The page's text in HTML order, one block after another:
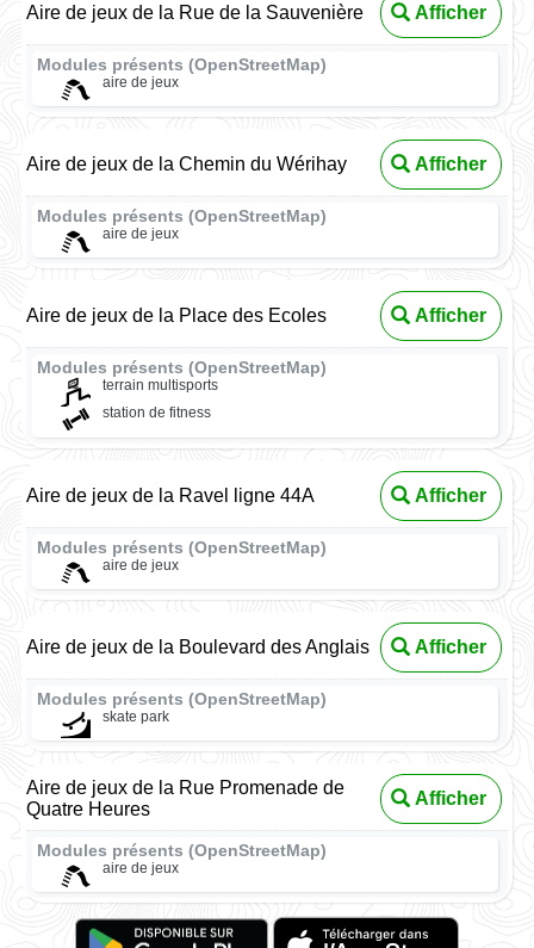
Aire de jeux de la Rue de la Sauvenière Afficher
Modules présents (OpenStreetMap)
aire de jeux
Aire de jeux de la Chemin du Wérihay Afficher
Modules présents (OpenStreetMap)
aire de jeux
Aire de jeux de la Place des Ecoles Afficher
Modules présents (OpenStreetMap)
terrain multisports
station de fitness
Aire de jeux de la Ravel ligne 44A Afficher
Modules présents (OpenStreetMap)
aire de jeux
Aire de jeux de la Boulevard des Anglais Afficher
Modules présents (OpenStreetMap)
skate park
Aire de jeux de la Rue Promenade de
Quatre Heures
Afficher
Modules présents (OpenStreetMap)
aire de jeux